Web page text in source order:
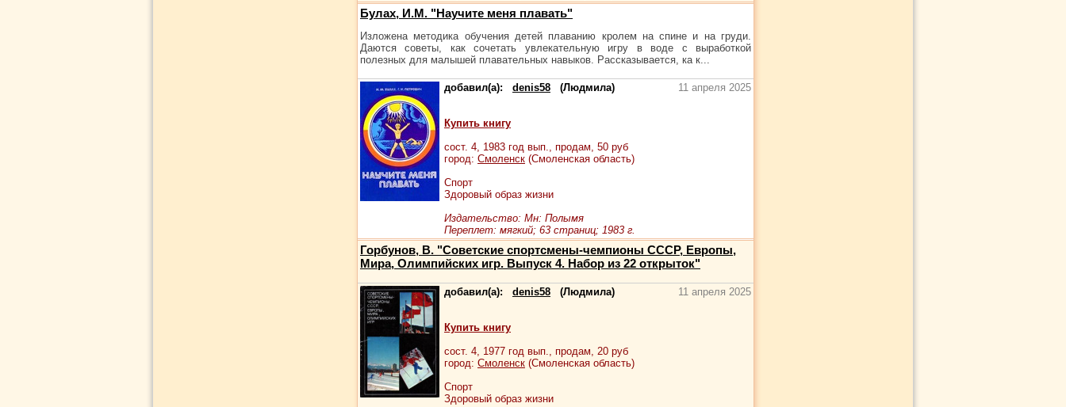
Булах, И.М. "Научите меня плавать"
Изложена методика обучения детей плаванию кролем на спине и на груди.
Даются советы, как сочетать увлекательную игру в воде с выработкой
полезных для малышей плавательных навыков. Рассказывается, ка к...
добавил(а): denis58 (Людмила) 11 апреля 2025
Купить книгу
сост. 4, 1983 год вып., продам, 50 руб
город: Смоленск (Смоленская область)
Спорт
Здоровый образ жизни
Издательство: Мн: Полымя
Переплет: мягкий; 63 страниц; 1983 г.
Горбунов, В. "Советские спортсмены-чемпионы СССР, Европы,
Мира, Олимпийских игр. Выпуск 4. Набор из 22 открыток"
добавил(а): denis58 (Людмила) 11 апреля 2025
Купить книгу
сост. 4, 1977 год вып., продам, 20 руб
город: Смоленск (Смоленская область)
Спорт
Здоровый образ жизни